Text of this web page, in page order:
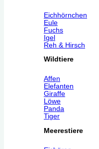
Eichhörnchen
Eule
Fuchs
Igel
Reh & Hirsch
Wildtiere
Affen
Elefanten
Giraffe
Löwe
Panda
Tiger
Meerestiere